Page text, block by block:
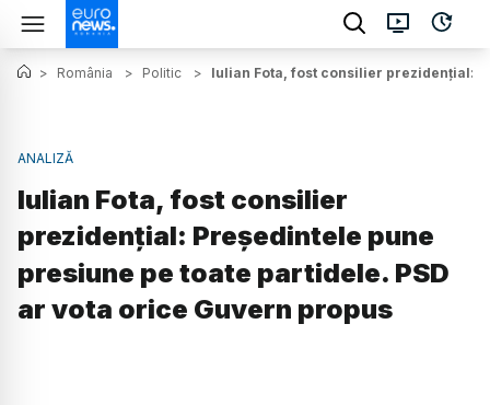
> România > Politic > Iulian Fota, fost consilier prezidențial:
ANALIZĂ
Iulian Fota, fost consilier
prezidențial: Președintele pune
presiune pe toate partidele. PSD
ar vota orice Guvern propus